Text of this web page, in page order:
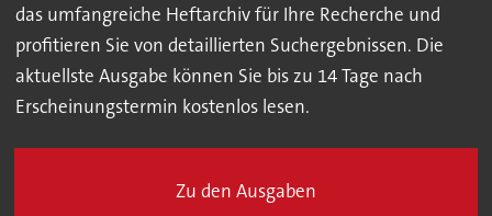
das umfangreiche Heftarchiv für Ihre Recherche und
profitieren Sie von detaillierten Suchergebnissen. Die
aktuellste Ausgabe können Sie bis zu 14 Tage nach
Erscheinungstermin kostenlos lesen.
Zu den Ausgaben